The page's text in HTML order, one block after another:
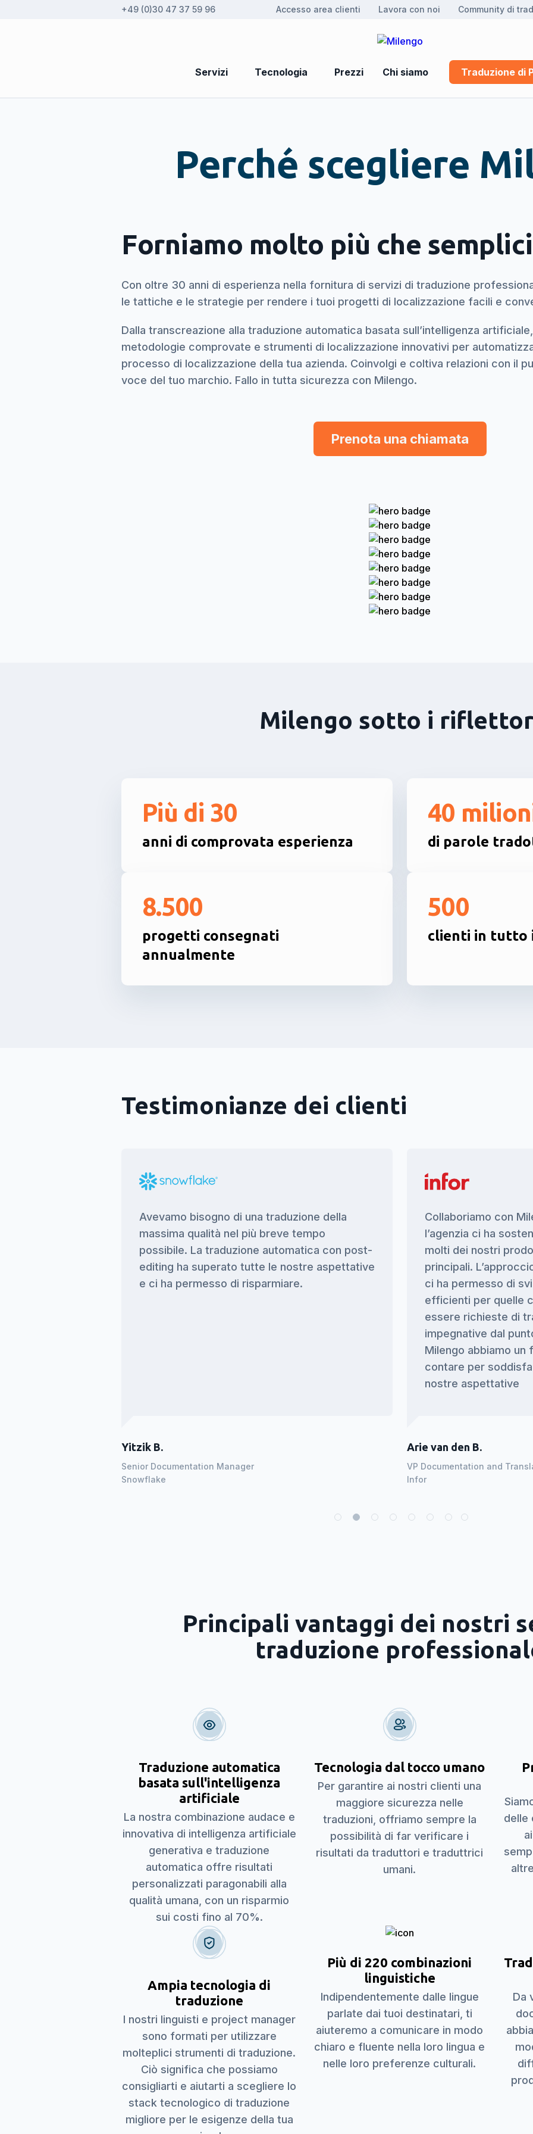
+49 (0)30 47 37 59 96 Accesso area clienti Lavora con noi Community di
Servizi Tecnologia Prezzi Chi siamo Traduzione di
Perché scegliere
Forniamo molto più che
Con oltre 30 anni di esperienza nella fornitura di servizi di traduzione
le tattiche e le strategie per rendere i tuoi progetti di localizzazione facili e
Dalla transcreazione alla traduzione automatica basata sull’intelligenza
metodologie comprovate e strumenti di localizzazione innovativi per
processo di localizzazione della tua azienda. Coinvolgi e coltiva relazioni con il
voce del tuo marchio. Fallo in tutta sicurezza con Milengo.
Prenota una chiamata
Milengo sotto i
Più di 30
anni di comprovata esperienza
40
di parole
8.500
progetti consegnati
annualmente
500
clienti in tutto
Testimonianze dei clienti
Avevamo bisogno di una traduzione della
massima qualità nel più breve tempo
possibile. La traduzione automatica con post-
editing ha superato tutte le nostre aspettative
e ci ha permesso di risparmiare.
Yitzik B.
Senior Documentation Manager
Snowflake
Collaboriamo con
l’agenzia ci ha
molti dei nostri
principali.
ci ha permesso di
efficienti per quelle
essere richieste di
impegnative dal
Milengo abbiamo
contare per
nostre aspettative
Arie van den B.
VP Documentation and
Infor
Principali vantaggi dei nostri
traduzione
Traduzione automatica
basata sull'intelligenza
artificiale
La nostra combinazione audace e
innovativa di intelligenza artificiale
generativa e traduzione
automatica offre risultati
personalizzati paragonabili alla
qualità umana, con un risparmio
sui costi fino al 70%.
Tecnologia dal tocco umano
Per garantire ai nostri clienti una
maggiore sicurezza nelle
traduzioni, offriamo sempre la
possibilità di far verificare i
risultati da traduttori e traduttrici
umani.
delle
Ampia tecnologia di
traduzione
I nostri linguisti e project manager
sono formati per utilizzare
molteplici strumenti di traduzione.
Ciò significa che possiamo
consigliarti e aiutarti a scegliere lo
stack tecnologico di traduzione
migliore per le esigenze della tua
Più di 220 combinazioni
linguistiche
Indipendentemente dalle lingue
parlate dai tuoi destinatari, ti
aiuteremo a comunicare in modo
chiaro e fluente nella loro lingua e
nelle loro preferenze culturali.
Da